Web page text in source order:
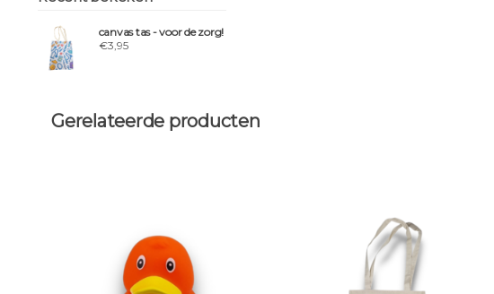
canvas tas - voor de zorg!
€3,95
Gerelateerde producten